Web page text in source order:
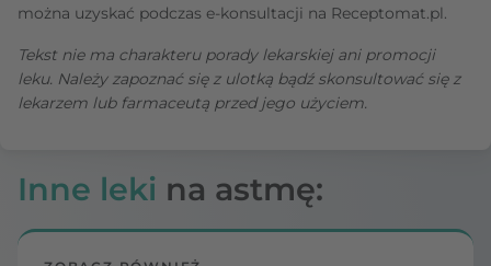
można uzyskać podczas e-konsultacji na Receptomat.pl.
Tekst nie ma charakteru porady lekarskiej ani promocji
leku. Należy zapoznać się z ulotką bądź skonsultować się z
lekarzem lub farmaceutą przed jego użyciem.
Inne leki na astmę: